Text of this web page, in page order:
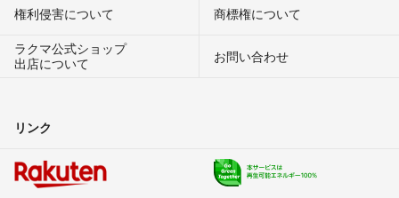
権利侵害について
商標権について
ラクマ公式ショップ
出店について
お問い合わせ
リンク